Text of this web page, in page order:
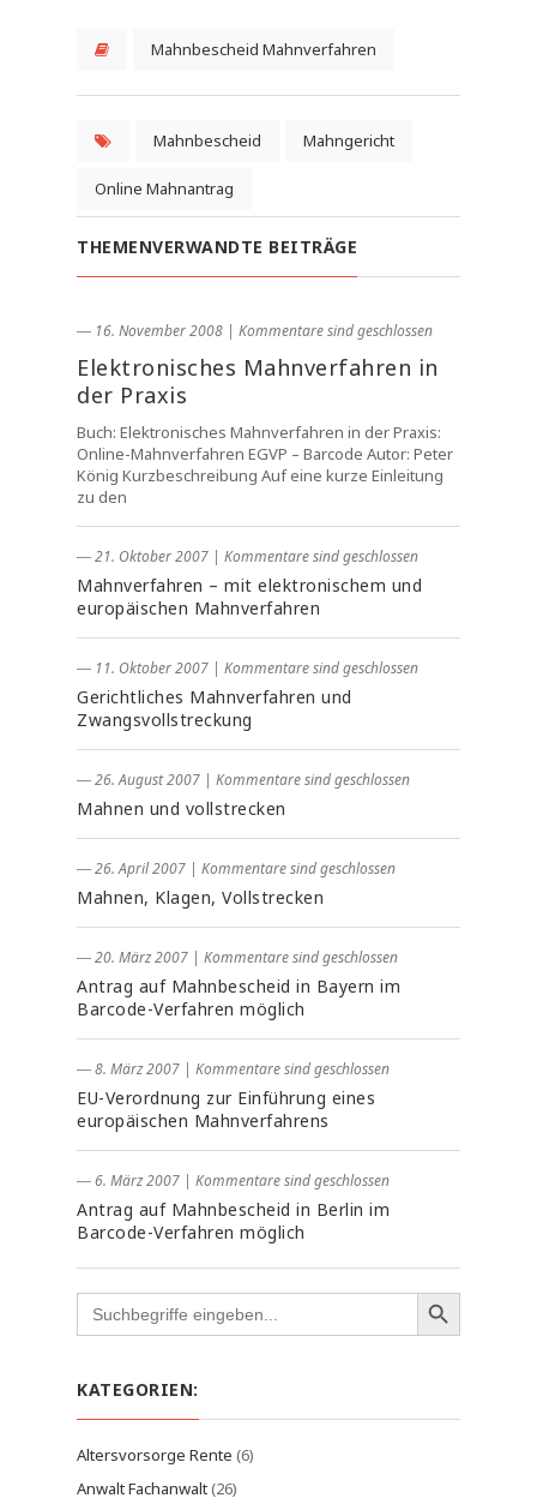
Mahnbescheid Mahnverfahren
Mahnbescheid Mahngericht
Online Mahnantrag
THEMENVERWANDTE BEITRÄGE
― 16. November 2008 | Kommentare sind geschlossen
Elektronisches Mahnverfahren in
der Praxis
Buch: Elektronisches Mahnverfahren in der Praxis:
Online-Mahnverfahren EGVP – Barcode Autor: Peter
König Kurzbeschreibung Auf eine kurze Einleitung
zu den
― 21. Oktober 2007 | Kommentare sind geschlossen
Mahnverfahren – mit elektronischem und
europäischen Mahnverfahren
― 11. Oktober 2007 | Kommentare sind geschlossen
Gerichtliches Mahnverfahren und
Zwangsvollstreckung
― 26. August 2007 | Kommentare sind geschlossen
Mahnen und vollstrecken
― 26. April 2007 | Kommentare sind geschlossen
Mahnen, Klagen, Vollstrecken
― 20. März 2007 | Kommentare sind geschlossen
Antrag auf Mahnbescheid in Bayern im
Barcode-Verfahren möglich
― 8. März 2007 | Kommentare sind geschlossen
EU-Verordnung zur Einführung eines
europäischen Mahnverfahrens
― 6. März 2007 | Kommentare sind geschlossen
Antrag auf Mahnbescheid in Berlin im
Barcode-Verfahren möglich
Search
for:
KATEGORIEN:
Altersvorsorge Rente (6)
Anwalt Fachanwalt(26)